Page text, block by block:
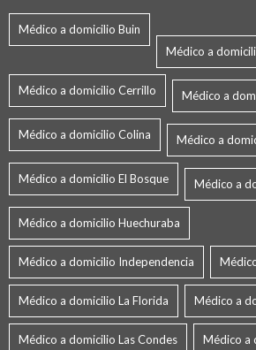
Médico a domicilio Buin
Médico a
Médico a domicilio Cerrillo Médico a
Médico a domicilio Colina Médico a
Médico a domicilio El Bosque Médico a
Médico a domicilio Huechuraba
Médico a domicilio Independencia
Médico a domicilio La Florida Médico a
Médico a domicilio Las Condes Médico a